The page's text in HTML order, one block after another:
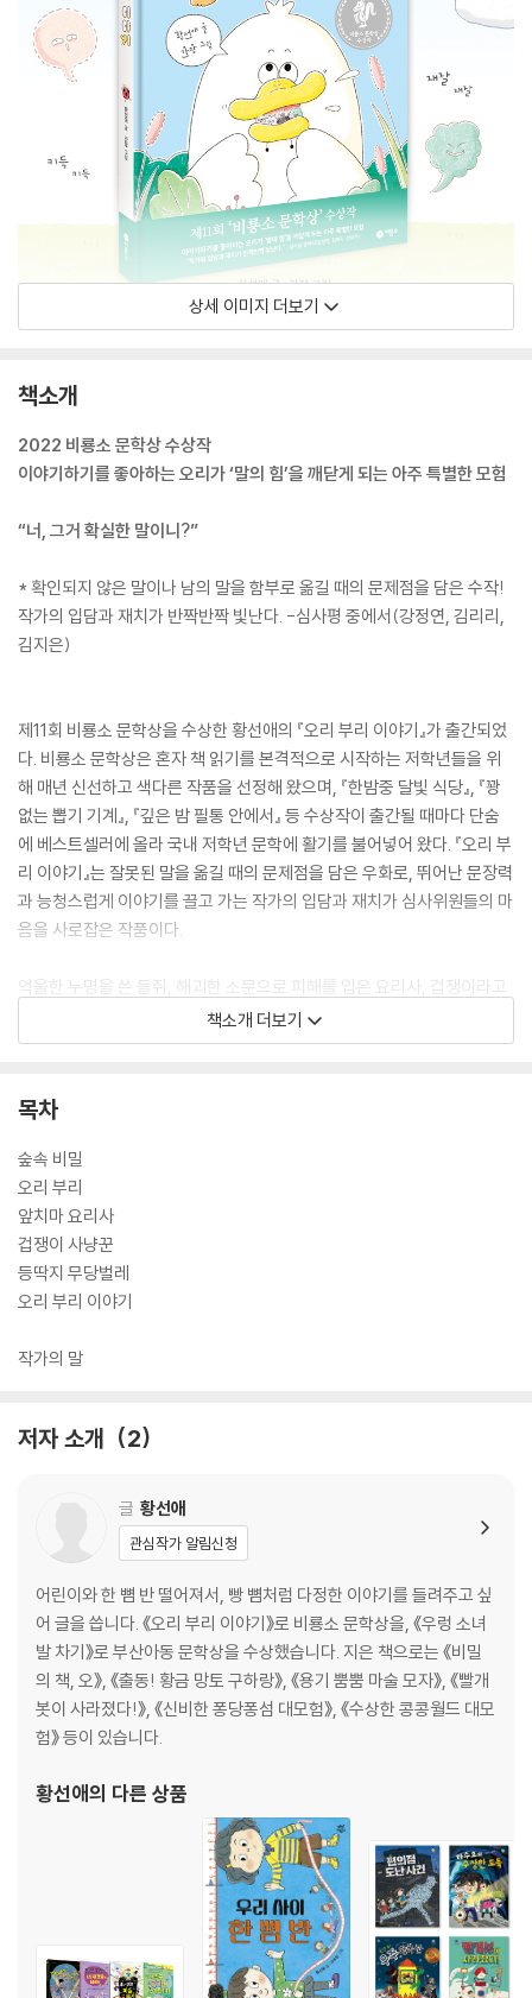
상세 이미지 더보기
책소개
2022 비룡소 문학상 수상작
이야기하기를 좋아하는 오리가 ‘말의 힘’을 깨닫게 되는 아주 특별한 모험
“너, 그거 확실한 말이니?”
* 확인되지 않은 말이나 남의 말을 함부로 옮길 때의 문제점을 담은 수작!
작가의 입담과 재치가 반짝반짝 빛난다. -심사평 중에서(강정연, 김리리,
김지은)
제11회 비룡소 문학상을 수상한 황선애의 『오리 부리 이야기』가 출간되었
다. 비룡소 문학상은 혼자 책 읽기를 본격적으로 시작하는 저학년들을 위
해 매년 신선하고 색다른 작품을 선정해 왔으며, 『한밤중 달빛 식당』, 『꽝
없는 뽑기 기계』, 『깊은 밤 필통 안에서』 등 수상작이 출간될 때마다 단숨
에 베스트셀러에 올라 국내 저학년 문학에 활기를 불어넣어 왔다. 『오리 부
리 이야기』는 잘못된 말을 옮길 때의 문제점을 담은 우화로, 뛰어난 문장력
과 능청스럽게 이야기를 끌고 가는 작가의 입담과 재치가 심사위원들의 마
음을 사로잡은 작품이다.
억울한 누명을 쓴 들쥐, 해괴한 소문으로 피해를 입은 요리사, 겁쟁이라고
낙인찍힌 사냥꾼, 마지막으로 모든 진실을 알고 있는 무당벌레의 이야기까
지 ‘소문’과 ‘진실’에 대한 각각의 이야기는 서로 얽히고 맞물리면서 차곡차
뉴스’를 거르기 쉽지 않은 현실 속에서, 이 귀엽고 사랑스러운 우화는 어린
이 독자들에게 큰 울림을 줄 것으로 기대된다.
책소개 더보기
목차
숲속 비밀
오리 부리
앞치마 요리사
겁쟁이 사냥꾼
등딱지 무당벌레
오리 부리 이야기
작가의 말
저자 소개 2
글 황선애
관심작가 알림신청
어린이와 한 뼘 반 떨어져서, 빵 뼘처럼 다정한 이야기를 들려주고 싶
어 글을 씁니다. 《오리 부리 이야기》로 비룡소 문학상을, 《우렁 소녀
발 차기》로 부산아동 문학상을 수상했습니다. 지은 책으로는 《비밀
의 책, 오》, 《출동! 황금 망토 구하랑》, 《용기 뿜뿜 마술 모자》, 《빨개
봇이 사라졌다!》, 《신비한 퐁당퐁섬 대모험》, 《수상한 콩콩월드 대모
험》 등이 있습니다.
황선애의 다른 상품